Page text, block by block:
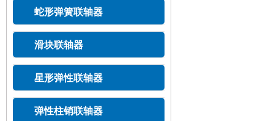
蛇形弹簧联轴器
滑块联轴器
星形弹性联轴器
弹性柱销联轴器